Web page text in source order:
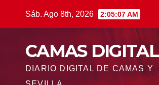
Sáb. Ago 8th, 2026 2:05:07 AM
CAMAS DIGITAL
DIARIO DIGITAL DE CAMAS Y